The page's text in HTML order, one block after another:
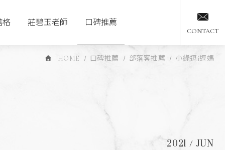
格 莊碧玉老師 口碑推薦
CONTACT
HOME 口碑推薦 部落客推薦 小綠逗i逗媽
2021 / JUN